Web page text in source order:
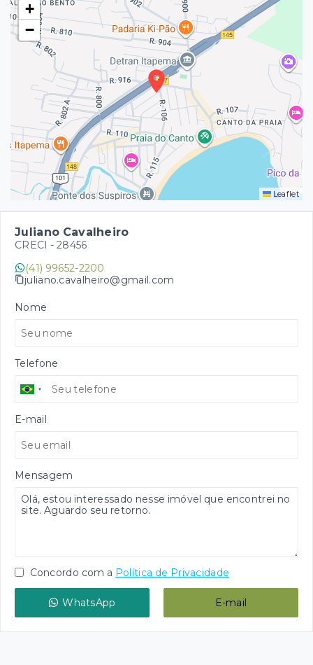
+
−
Leaflet
Juliano Cavalheiro
CRECI - 28456
(41) 99652-2200
juliano.cavalheiro@gmail.com
Nome
Telefone
E-mail
Mensagem
Concordo com a Política de Privacidade
WhatsApp E-mail